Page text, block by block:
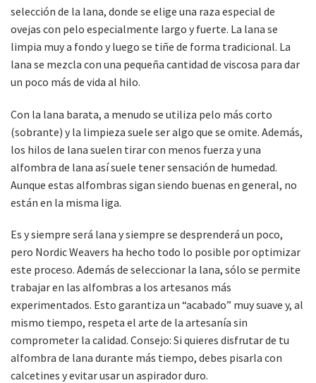
selección de la lana, donde se elige una raza especial de
ovejas con pelo especialmente largo y fuerte. La lana se
limpia muy a fondo y luego se tiñe de forma tradicional. La
lana se mezcla con una pequeña cantidad de viscosa para dar
un poco más de vida al hilo.
Con la lana barata, a menudo se utiliza pelo más corto
(sobrante) y la limpieza suele ser algo que se omite. Además,
los hilos de lana suelen tirar con menos fuerza y una
alfombra de lana así suele tener sensación de humedad.
Aunque estas alfombras sigan siendo buenas en general, no
están en la misma liga.
Es y siempre será lana y siempre se desprenderá un poco,
pero Nordic Weavers ha hecho todo lo posible por optimizar
este proceso. Además de seleccionar la lana, sólo se permite
trabajar en las alfombras a los artesanos más
experimentados. Esto garantiza un “acabado” muy suave y, al
mismo tiempo, respeta el arte de la artesanía sin
comprometer la calidad. Consejo: Si quieres disfrutar de tu
alfombra de lana durante más tiempo, debes pisarla con
calcetines y evitar usar un aspirador duro.